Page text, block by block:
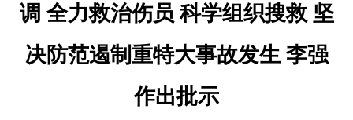
机关党建
行业协会商会党建
调 全力救治伤员 科学组织搜救 坚
决防范遏制重特大事故发生 李强
作出批示